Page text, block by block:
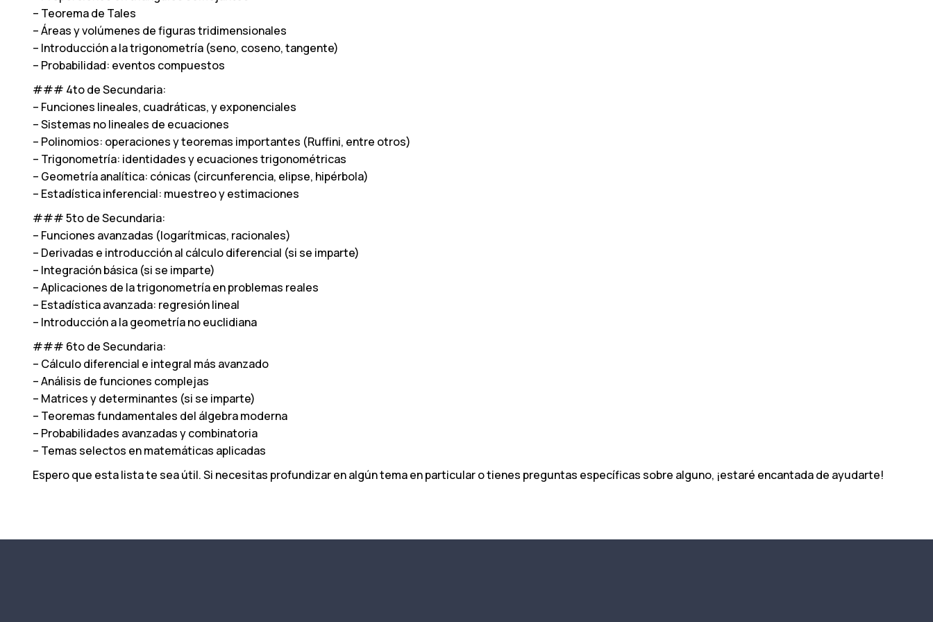
– Teorema de Tales
– Áreas y volúmenes de figuras tridimensionales
– Introducción a la trigonometría (seno, coseno, tangente)
– Probabilidad: eventos compuestos
### 4to de Secundaria:
– Funciones lineales, cuadráticas, y exponenciales
– Sistemas no lineales de ecuaciones
– Polinomios: operaciones y teoremas importantes (Ruffini, entre otros)
– Trigonometría: identidades y ecuaciones trigonométricas
– Geometría analítica: cónicas (circunferencia, elipse, hipérbola)
– Estadística inferencial: muestreo y estimaciones
### 5to de Secundaria:
– Funciones avanzadas (logarítmicas, racionales)
– Derivadas e introducción al cálculo diferencial (si se imparte)
– Integración básica (si se imparte)
– Aplicaciones de la trigonometría en problemas reales
– Estadística avanzada: regresión lineal
– Introducción a la geometría no euclidiana
### 6to de Secundaria:
– Cálculo diferencial e integral más avanzado
– Análisis de funciones complejas
– Matrices y determinantes (si se imparte)
– Teoremas fundamentales del álgebra moderna
– Probabilidades avanzadas y combinatoria
– Temas selectos en matemáticas aplicadas
Espero que esta lista te sea útil. Si necesitas profundizar en algún tema en particular o tienes preguntas específicas sobre alguno, ¡estaré encantada de ayudarte!